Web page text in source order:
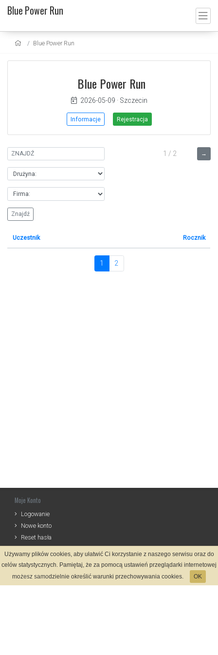
Blue Power Run
Blue Power Run
Blue Power Run
2026-05-09 · Szczecin
Informacje Rejestracja
→
1 / 2
Uczestnik Rocznik
1 2
Moje Konto
Logowanie
Nowe konto
Reset hasła
Informacje
Regulamin
Używamy plików cookies, aby ułatwić Ci korzystanie z naszego serwisu oraz do
celów statystycznych. Pamiętaj, że za pomocą ustawień przeglądarki internetowej
możesz samodzielnie określić warunki przechowywania cookies.
OK